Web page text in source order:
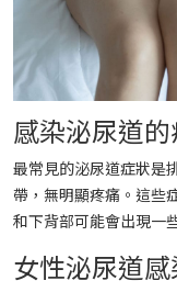
感染泌尿道
最常見的泌尿道症狀是
帶，無明顯疼痛。這些
和下背部可能會出現一
女性泌尿道